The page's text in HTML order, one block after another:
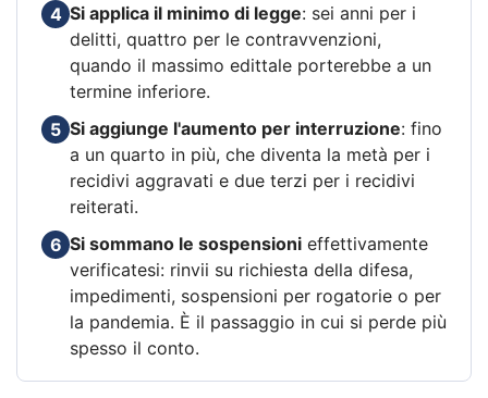
4 Si applica il minimo di legge: sei anni per i
delitti, quattro per le contravvenzioni,
quando il massimo edittale porterebbe a un
termine inferiore.
5 Si aggiunge l'aumento per interruzione: fino
a un quarto in più, che diventa la metà per i
recidivi aggravati e due terzi per i recidivi
reiterati.
6 Si sommano le sospensioni effettivamente
verificatesi: rinvii su richiesta della difesa,
impedimenti, sospensioni per rogatorie o per
la pandemia. È il passaggio in cui si perde più
spesso il conto.